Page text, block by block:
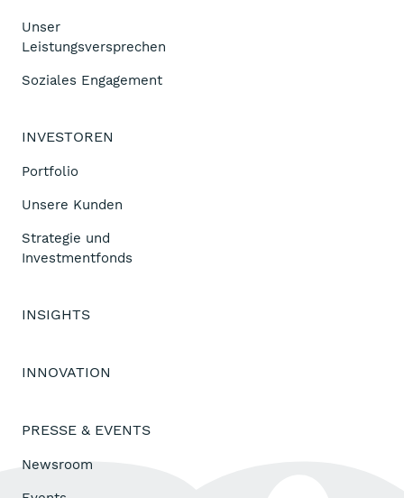
Unser
Leistungsversprechen
Soziales Engagement
INVESTOREN
Portfolio
Unsere Kunden
Strategie und
Investmentfonds
INSIGHTS
INNOVATION
PRESSE & EVENTS
Newsroom